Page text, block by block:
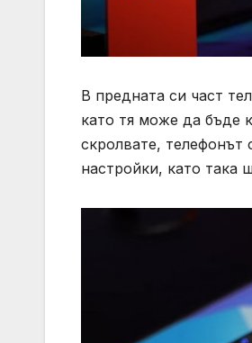
В предната си част
като тя може да бъде
скролвате,
настройки, като така